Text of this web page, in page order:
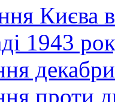
Києва
1943
проти